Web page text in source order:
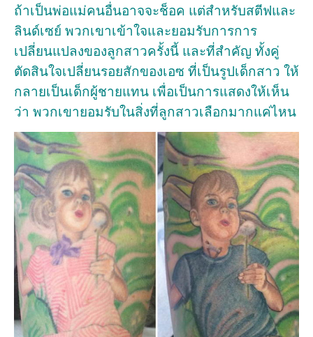
ถ้าเป็นพ่อแม่คนอื่นอาจจะช็อค แต่สำหรับสตีฟและ
ลินด์เซย์ พวกเขาเข้าใจและยอมรับการการ
เปลี่ยนแปลงของลูกสาวครั้งนี้ และที่สำคัญ ทั้งคู่
ตัดสินใจเปลี่ยนรอยสักของเอซ ที่เป็นรูปเด็กสาว ให้
กลายเป็นเด็กผู้ชายแทน เพื่อเป็นการแสดงให้เห็น
ว่า พวกเขายอมรับในสิ่งที่ลูกสาวเลือกมากแค่ไหน